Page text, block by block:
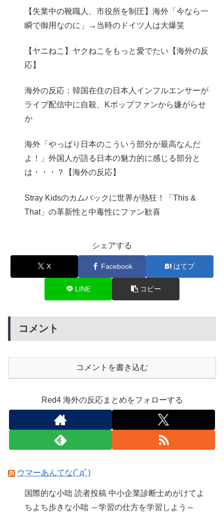
【失業中の靴職人、市役所を制圧】海外「今なら一
瞬で御用なのに」→当時のドイツ人は大爆笑
【ヤニねこ】ヤクねこをもっと愛でたい【海外の反
応】
海外の反応：韓国在住の日本人インフルエンサーが
ライブ配信中に自殺、Kポップファンから嫌がらせ
か
海外「やっぱり日本のこういう部分が最高なんだ
よ！」外国人が語る日本の魅力的に感じる部分と
は・・・？【海外の反応】
Stray Kidsのカムバックに世界が熱狂！「This &
That」の革新性と中毒性にファン歓喜
シェアする
X Facebook はてブ
LINE コピー
コメント
コメントを書き込む
Red4 海外の反応まとめをフォローする
ウマーあんてな(ﾟдﾟ)
国際的な小咄 読者投稿 中小企業診断士めがけてよ
ちよち歩きな小咄 ～学習の仕方を学習しよう～